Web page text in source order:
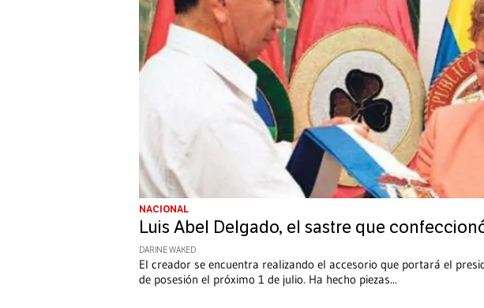
NACIONAL
Luis Abel Delgado, el sastre que
DARINE WAKED
El creador se encuentra realizando el accesorio que portará el
de posesión el próximo 1 de julio. Ha hecho piezas...